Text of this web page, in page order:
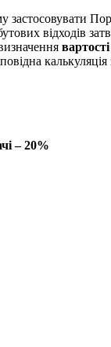
калькуляція
– 20%